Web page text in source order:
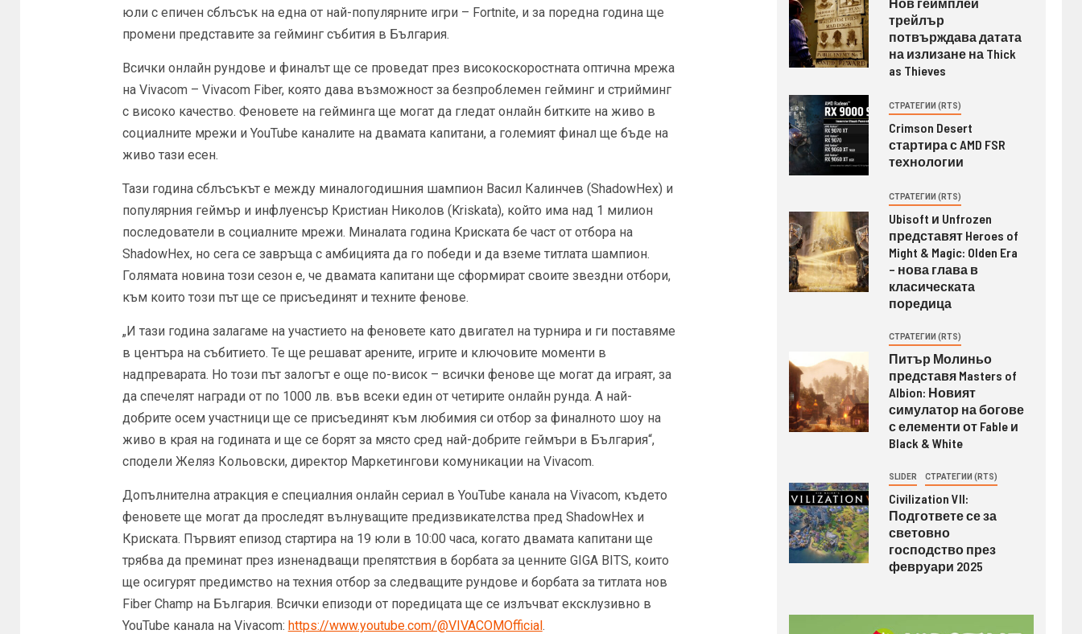
юли с епичен сблъсък на една от най-популярните игри – Fortnite, и за поредна година ще
промени представите за гейминг събития в България.
Всички онлайн рундове и финалът ще се проведат през високоскоростната оптична мрежа
на Vivacom – Vivacom Fiber, която дава възможност за безпроблемен гейминг и стрийминг
с високо качество. Феновете на гейминга ще могат да гледат онлайн битките на живо в
социалните мрежи и YouTube каналите на двамата капитани, а големият финал ще бъде на
живо тази есен.
Тази година сблъсъкът е между миналогодишния шампион Васил Калинчев (ShadowHex) и
популярния геймър и инфлуенсър Кристиан Николов (Kriskata), който има над 1 милион
последователи в социалните мрежи. Миналата година Криската бе част от отбора на
ShadowHex, но сега се завръща с амбицията да го победи и да вземе титлата шампион.
Голямата новина този сезон е, че двамата капитани ще сформират своите звездни отбори,
към които този път ще се присъединят и техните фенове.
„И тази година залагаме на участието на феновете като двигател на турнира и ги поставяме
в центъра на събитието. Те ще решават арените, игрите и ключовите моменти в
надпреварата. Но този път залогът е още по-висок – всички фенове ще могат да играят, за
да спечелят награди от по 1000 лв. във всеки един от четирите онлайн рунда. А най-
добрите осем участници ще се присъединят към любимия си отбор за финалното шоу на
живо в края на годината и ще се борят за място сред най-добрите геймъри в България“,
сподели Желяз Кольовски, директор Маркетингови комуникации на Vivacom.
Допълнителна атракция е специалния онлайн сериал в YouTube канала на Vivacom, където
феновете ще могат да проследят вълнуващите предизвикателства пред ShadowHex и
Криската. Първият епизод стартира на 19 юли в 10:00 часа, когато двамата капитани ще
трябва да преминат през изненадващи препятствия в борбата за ценните GIGA BITS, които
ще осигурят предимство на техния отбор за следващите рундове и борбата за титлата нов
Fiber Champ на България. Всички епизоди от поредицата ще се излъчват ексклузивно в
YouTube канала на Vivacom: https://www.youtube.com/@VIVACOMOfficial.
трейлър
потвърждава датата
на излизане на Thick
as Thieves
СТРАТЕГИИ (RTS)
Crimson Desert
стартира с AMD FSR
технологии
СТРАТЕГИИ (RTS)
Ubisoft и Unfrozen
представят Heroes of
Might & Magic: Olden Era
– нова глава в
класическата
поредица
СТРАТЕГИИ (RTS)
Питър Молиньо
представя Masters of
Albion: Новият
симулатор на богове
с елементи от Fable и
Black & White
SLIDER СТРАТЕГИИ (RTS)
Civilization VII:
Подгответе се за
световно
господство през
февруари 2025